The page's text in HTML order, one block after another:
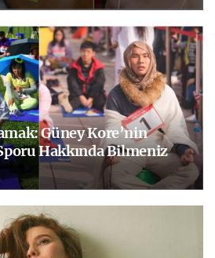
Güney Kore’nin
Hakkında Bilmeniz